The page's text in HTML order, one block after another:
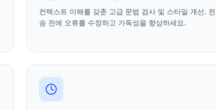
컨텍스트 이해를 갖춘 고급 문법 검사 및 스타일 개선. 전
송 전에 오류를 수정하고 가독성을 향상하세요.